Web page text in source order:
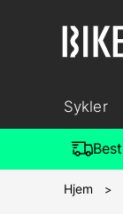
Sykler
Hjem >